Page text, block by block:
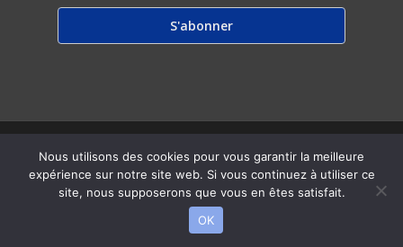
© 2026 Inter Ligere.
twitterfacebook
linkedinyoutubeRSS email
Nous utilisons des cookies pour vous garantir la meilleure
expérience sur notre site web. Si vous continuez à utiliser ce
site, nous supposerons que vous en êtes satisfait.
OK